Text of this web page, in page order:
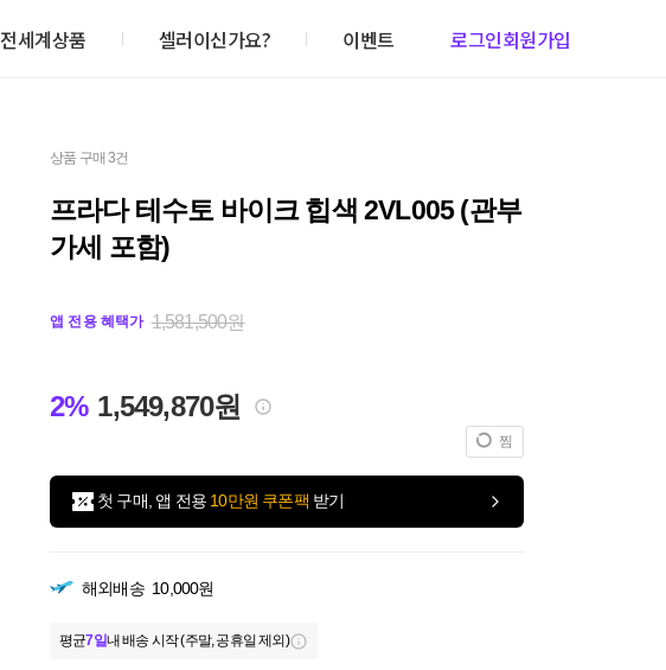
전세계상품 셀러이신가요? 이벤트 로그인회원가입
상품 구매 3건
프라다 테수토 바이크 힙색 2VL005 (관부
가세 포함)
앱 전용 혜택가 1,581,500원
2% 1,549,870원
찜
첫 구매, 앱 전용 10만원 쿠폰팩 받기
해외배송 10,000원
평균7일내 배송 시작 (주말, 공휴일 제외)